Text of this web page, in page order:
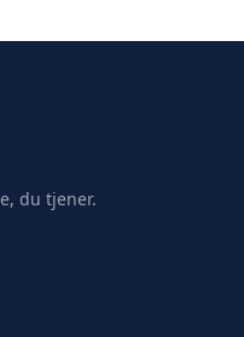
du tjener.